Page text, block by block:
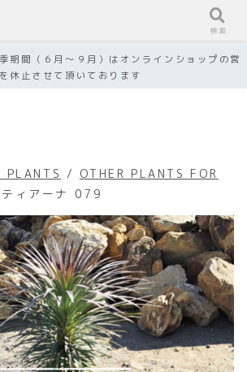
期間（６月～９月）はオンラインショップの営
休止させて頂いております
PLANTS / OTHER PLANTS FOR
ィアーナ 079
検索